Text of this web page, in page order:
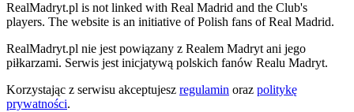
RealMadryt.pl is not linked with Real Madrid and the Club's
players. The website is an initiative of Polish fans of Real Madrid.
RealMadryt.pl nie jest powiązany z Realem Madryt ani jego
piłkarzami. Serwis jest inicjatywą polskich fanów Realu Madryt.
Korzystając z serwisu akceptujesz regulamin oraz politykę
prywatności.